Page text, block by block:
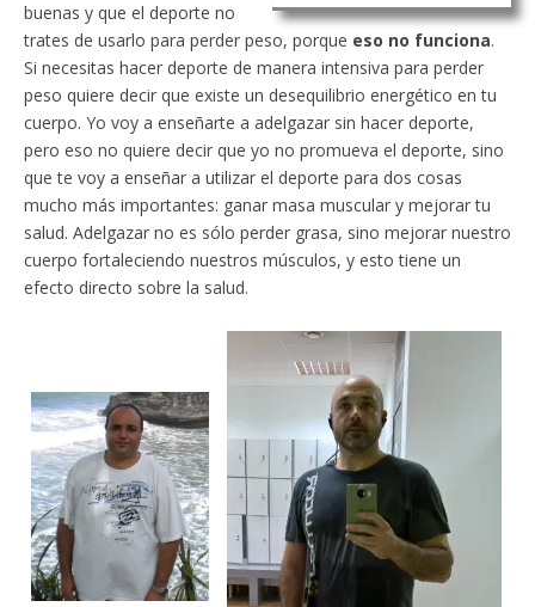
buenas y que el deporte no
trates de usarlo para perder peso, porque eso no funciona.
Si necesitas hacer deporte de manera intensiva para perder
peso quiere decir que existe un desequilibrio energético en tu
cuerpo. Yo voy a enseñarte a adelgazar sin hacer deporte,
pero eso no quiere decir que yo no promueva el deporte, sino
que te voy a enseñar a utilizar el deporte para dos cosas
mucho más importantes: ganar masa muscular y mejorar tu
salud. Adelgazar no es sólo perder grasa, sino mejorar nuestro
cuerpo fortaleciendo nuestros músculos, y esto tiene un
efecto directo sobre la salud.